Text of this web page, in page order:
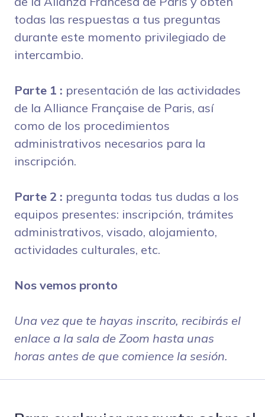
todas las respuestas a tus preguntas
durante este momento privilegiado de
intercambio.
Parte 1 : presentación de las actividades
de la Alliance Française de Paris, así
como de los procedimientos
administrativos necesarios para la
inscripción.
Parte 2 : pregunta todas tus dudas a los
equipos presentes: inscripción, trámites
administrativos, visado, alojamiento,
actividades culturales, etc.
Nos vemos pronto
Una vez que te hayas inscrito, recibirás el
enlace a la sala de Zoom hasta unas
horas antes de que comience la sesión.